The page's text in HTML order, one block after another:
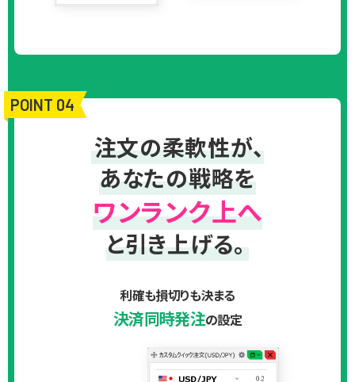
POINT 04
注文の柔軟性が、
あなたの戦略を
ワンランク上へ
と引き上げる。
利確も損切りも決まる
決済同時発注の設定